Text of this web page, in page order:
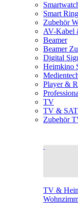
Smart
Zubehör
AV-Kabel
Beamer
Beamer
Digital
Heimkino
Player &
TV
TV & SAT
Zubehör
TV &